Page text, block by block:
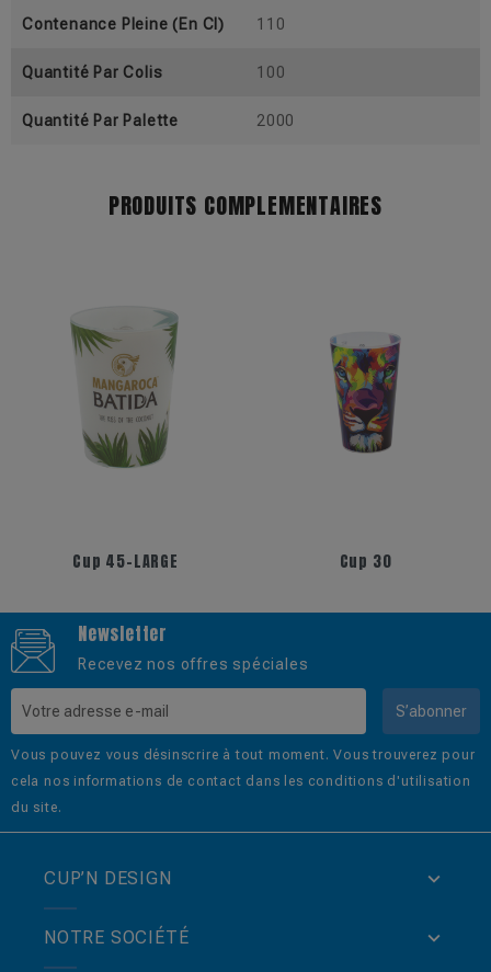
Contenance Pleine (En Cl) 110
Quantité Par Colis 100
Quantité Par Palette 2000
PRODUITS COMPLEMENTAIRES
Cup 45-LARGE Cup 30
Newsletter
Recevez nos offres spéciales
S’abonner
Vous pouvez vous désinscrire à tout moment. Vous trouverez pour
cela nos informations de contact dans les conditions d'utilisation
du site.
CUP’N DESIGN
NOTRE SOCIÉTÉ